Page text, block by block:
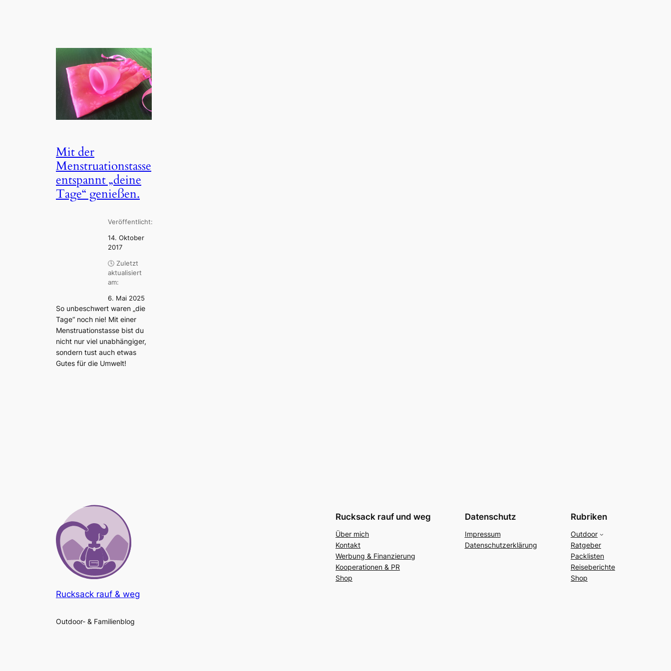
Mit der
Menstruationstasse
entspannt „deine
Tage“ genießen.
Veröffentlicht:
14. Oktober
2017
🕓 Zuletzt
aktualisiert
am:
6. Mai 2025
So unbeschwert waren „die
Tage“ noch nie! Mit einer
Menstruationstasse bist du
nicht nur viel unabhängiger,
sondern tust auch etwas
Gutes für die Umwelt!
Rucksack rauf & weg
Outdoor- & Familienblog
Rucksack rauf und weg
Über mich
Kontakt
Werbung & Finanzierung
Kooperationen & PR
Shop
Datenschutz
Impressum
Datenschutzerklärung
Rubriken
Outdoor
Ratgeber
Packlisten
Reiseberichte
Shop